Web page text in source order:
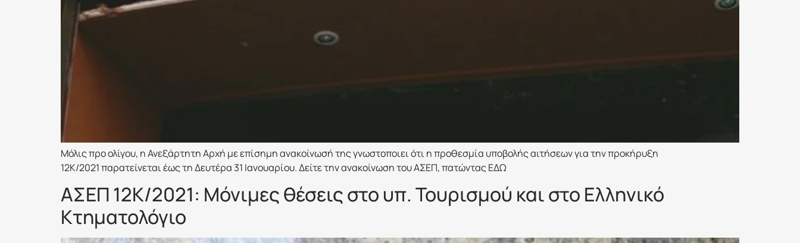
Μόλις προ ολίγου, η Ανεξάρτητη Αρχή με επίσημη ανακοίνωσή της γνωστοποιει ότι η προθεσμία υποβολής αιτήσεων για την προκήρυξη
12Κ/2021 παρατείνεται έως τη Δευτέρα 31 Ιανουαρίου. Δείτε την ανακοίνωση του ΑΣΕΠ, πατώντας ΕΔΩ
ΑΣΕΠ 12Κ/2021: Μόνιμες θέσεις στο υπ. Τουρισμού και στο Ελληνικό
Κτηματολόγιο